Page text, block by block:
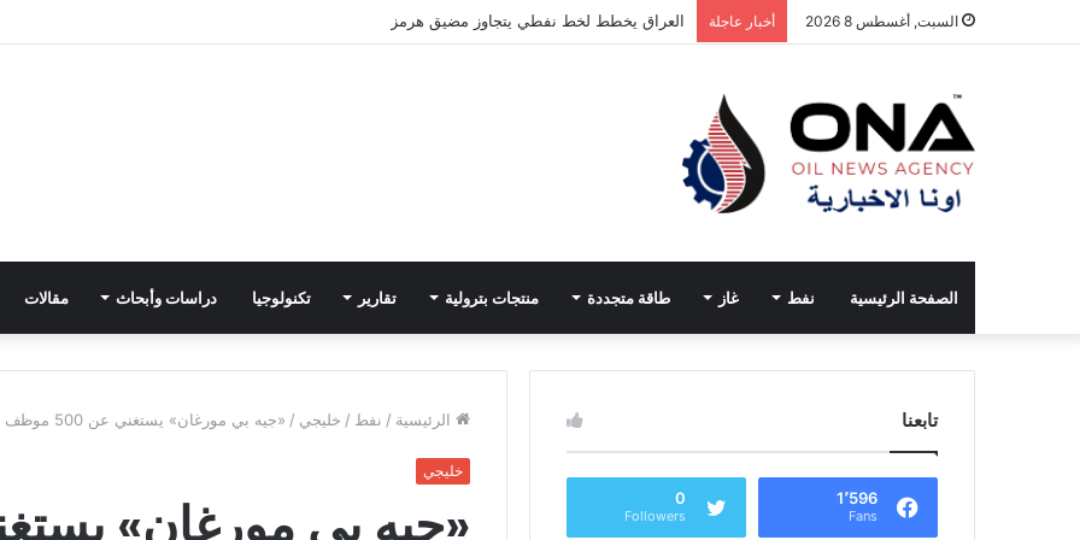
السبت, أغسطس 8 2026 أخبار عاجلة العراق يخطط لخط نفطي يتجاوز مضيق هرمز
الصفحة الرئيسية نفط غاز طاقة متجددة منتجات بترولية تقارير تكنولوجيا دراسات وأبحاث مقالات
الرئيسية / نفط / خليجي / «جيه بي مورغان» يستغني عن 500 موظف
خليجي
«جيه بي مورغان» يستغني عن
تابعنا
1٬596
Fans
0
Followers